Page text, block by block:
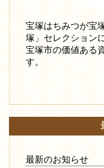
宝塚はちみつが宝
塚」セレクション
宝塚市の価値ある
す。
最新のお知らせ